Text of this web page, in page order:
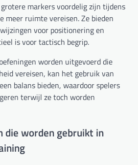
markers voordelig zijn tijdens
meer ruimte vereisen. Ze bieden
voor positionering en
is voor tactisch begrip.
worden uitgevoerd die
vereisen, kan het gebruik van
balans bieden, waardoor spelers
terwijl ze toch worden
die worden gebruikt in